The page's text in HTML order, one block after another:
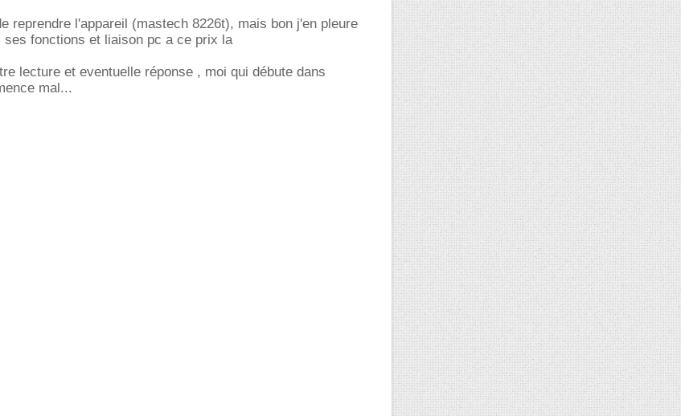
reprendre l'appareil (mastech 8226t), mais bon j'en pleure
fonctions et liaison pc a ce prix la
lecture et eventuelle réponse , moi qui débute dans
mal...